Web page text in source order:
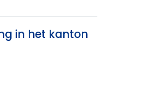
in het kanton